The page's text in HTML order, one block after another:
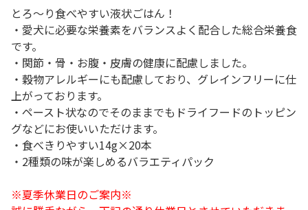
とろ～り食べやすい液状ごはん！
・愛犬に必要な栄養素をバランスよく配合した総合栄養食
です。
・関節・骨・お腹・皮膚の健康に配慮しました。
・穀物アレルギーにも配慮しており、グレインフリーに仕
上がっております。
・ペースト状なのでそのままでもドライフードのトッピン
グなどにお使いいただけます。
・食べきりやすい14g×20本
・2種類の味が楽しめるバラエティパック
※夏季休業日のご案内※